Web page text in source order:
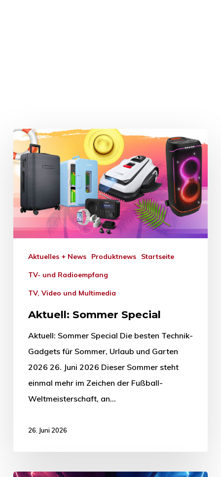
Aktuelles + News Produktnews Startseite
TV- und Radioempfang
TV, Video und Multimedia
Aktuell: Sommer Special
Aktuell: Sommer Special Die besten Technik-
Gadgets für Sommer, Urlaub und Garten
2026 26. Juni 2026 Dieser Sommer steht
einmal mehr im Zeichen der Fußball-
Weltmeisterschaft, an…
26. Juni 2026